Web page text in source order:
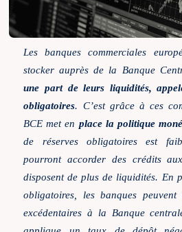
Les banques commerciales
stocker auprès de la Banque
une part de leurs liquidités,
obligatoires. C’est grâce à ces
BCE met en place la politique
de réserves obligatoires est
pourront accorder des crédits
disposent de plus de liquidités. En
obligatoires, les banques
excédentaires à la Banque